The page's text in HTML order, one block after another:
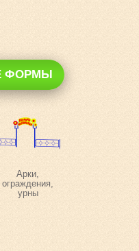
ФОРМЫ
Арки,
ограждения,
урны